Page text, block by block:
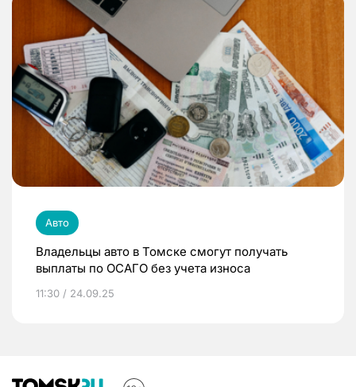
Авто
Владельцы авто в Томске смогут получать
выплаты по ОСАГО без учета износа
11:30 / 24.09.25